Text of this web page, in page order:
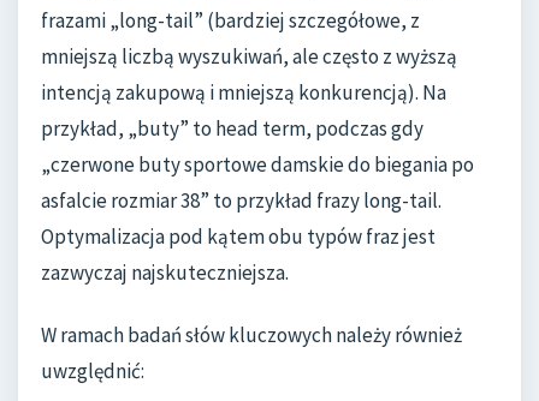
frazami „long-tail” (bardziej szczegółowe, z
mniejszą liczbą wyszukiwań, ale często z wyższą
intencją zakupową i mniejszą konkurencją). Na
przykład, „buty” to head term, podczas gdy
„czerwone buty sportowe damskie do biegania po
asfalcie rozmiar 38” to przykład frazy long-tail.
Optymalizacja pod kątem obu typów fraz jest
zazwyczaj najskuteczniejsza.
W ramach badań słów kluczowych należy również
uwzględnić: